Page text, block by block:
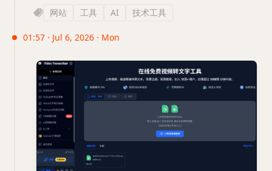
网站 工具 AI 技术工具
01:57 · Jul 6, 2026 · Mon